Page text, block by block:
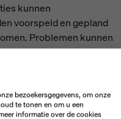
kunnen
voorspeld en gepland
Problemen kunnen
aandrijving met
te vervangen
- om storingen te
bezoekersgegevens, om onze
te tonen en om u een
informatie over de cookies